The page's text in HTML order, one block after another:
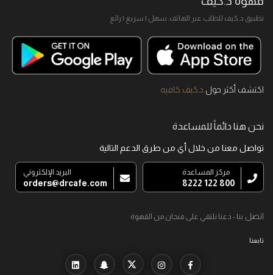
تطبيق د.كيف للطلب عبر الهاتف. سهل I سريع I رائع
اكتشف أكثر حول د.كيف كافيه
نحن هنا دائماً للمساعدة
تواصل معنا من خلال أي من طرق الدعم التالية
مركز المساعدة
800 122 8222
البريد الإلكتروني
orders@drcafe.com
اتصل بنا - دعنا نلتقي على فنجان من القهوة
تابعنا